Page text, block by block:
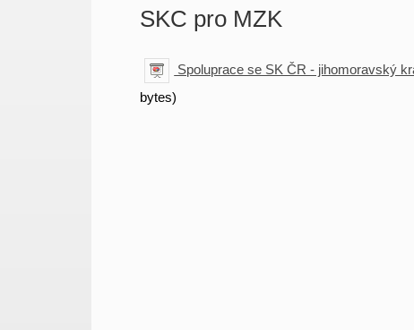
SKC pro MZK
Spoluprace se SK ČR - jihomoravský
bytes)